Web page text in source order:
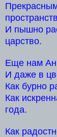
И пышно
Еще нам
И даже в
Как бурно
Как
Как